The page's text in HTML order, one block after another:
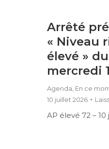
Arrêté
« Niveau
élevé »
mercredi
Agenda En ce
10 juillet 2026
AP élevé 72 – 10